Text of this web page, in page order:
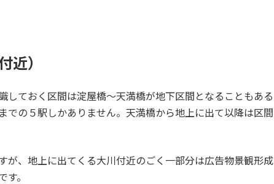
近）
しておく区間は淀屋橋～天満橋が地下区間となることもある
での５駅しかありません。天満橋から地上に出て以降は区間
、地上に出てくる大川付近のごく一部分は広告物景観形成
。